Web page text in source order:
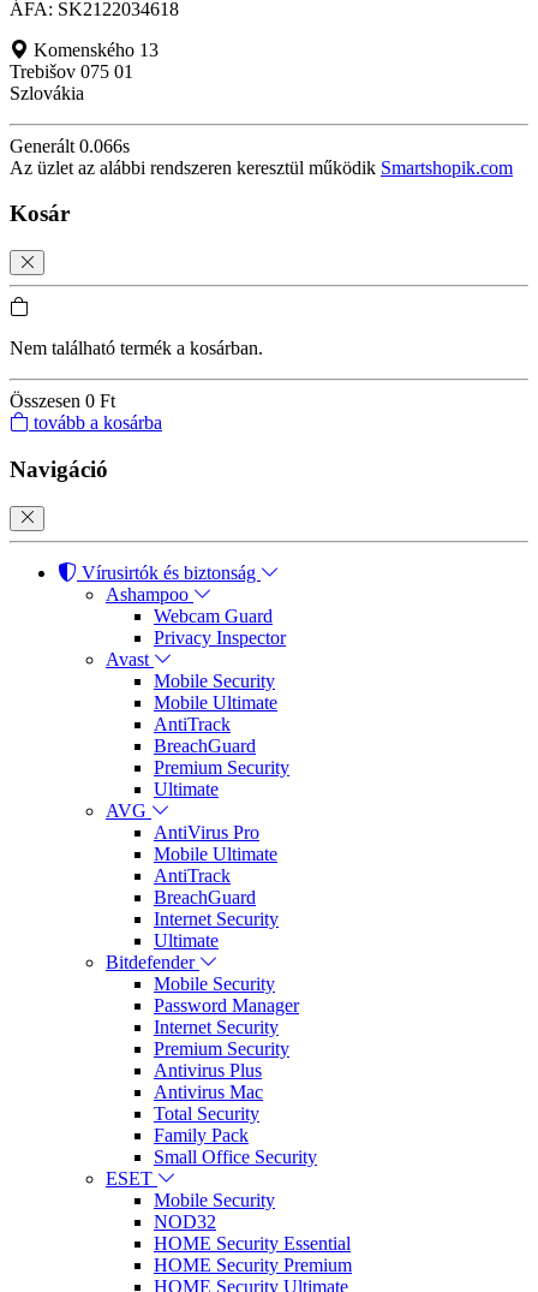
ÁFA: SK2122034618
Komenského 13
Trebišov 075 01
Szlovákia
Generált 0.066s
Az üzlet az alábbi rendszeren keresztül működik Smartshopik.com
Kosár
Nem található termék a kosárban.
Összesen 0 Ft
tovább a kosárba
Navigáció
Vírusirtók és biztonság
Ashampoo
Webcam Guard
Privacy Inspector
Avast
Mobile Security
Mobile Ultimate
AntiTrack
BreachGuard
Premium Security
Ultimate
AVG
AntiVirus Pro
Mobile Ultimate
AntiTrack
BreachGuard
Internet Security
Ultimate
Bitdefender
Mobile Security
Password Manager
Internet Security
Premium Security
Antivirus Plus
Antivirus Mac
Total Security
Family Pack
Small Office Security
ESET
Mobile Security
NOD32
HOME Security Essential
HOME Security Premium
HOME Security Ultimate